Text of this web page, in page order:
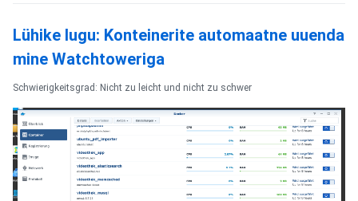
Lühike lugu: Konteinerite automaatne uuenda
mine Watchtoweriga
Schwierigkeitsgrad: Nicht zu leicht und nicht zu schwer